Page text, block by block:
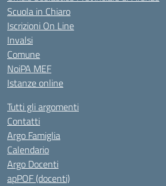
Scuola in Chiaro
Iscrizioni On Line
Invalsi
Comune
NoiPA MEF
Istanze online
Tutti gli argomenti
Contatti
Argo Famiglia
Calendario
Argo Docenti
apPOF (docenti)